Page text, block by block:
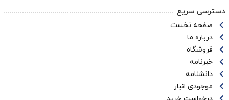
دسترسی سریع
صفحه نخست
درباره ما
فروشگاه
خبرنامه
دانشنامه
موجودی انبار